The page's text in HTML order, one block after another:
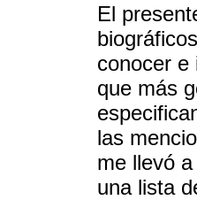
El
conocer e
que más
las
me llevó
una lista